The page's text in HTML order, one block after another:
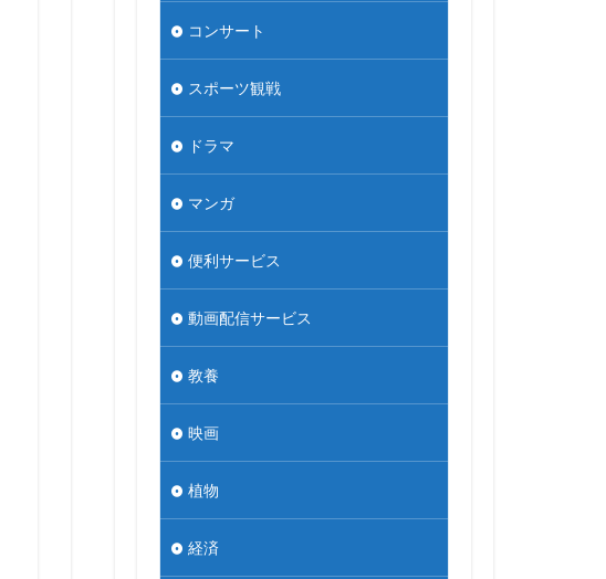
コンサート
スポーツ観戦
ドラマ
マンガ
便利サービス
動画配信サービス
教養
映画
植物
経済